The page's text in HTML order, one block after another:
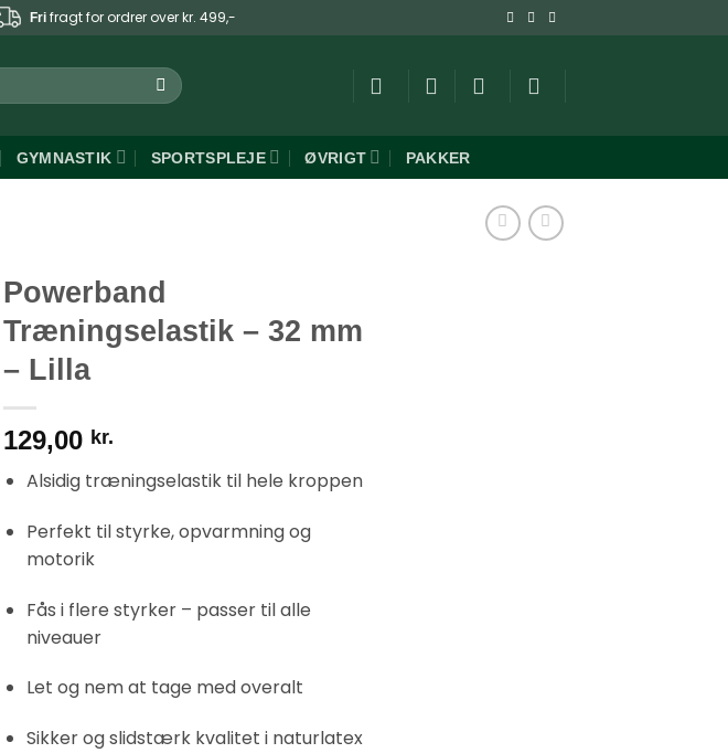
Fri fragt for ordrer over kr. 499,-
GYMNASTIK SPORTSPLEJE ØVRIGT PAKKER
Powerband
Træningselastik – 32 mm
– Lilla
129,00 kr.
Alsidig træningselastik til hele kroppen
Perfekt til styrke, opvarmning og
motorik
Fås i flere styrker – passer til alle
niveauer
Let og nem at tage med overalt
Sikker og slidstærk kvalitet i naturlatex